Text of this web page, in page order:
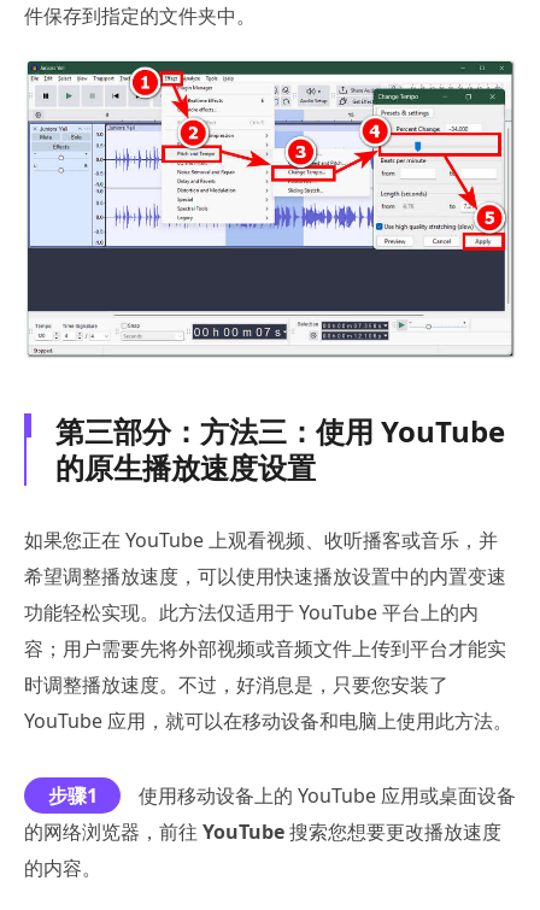
件保存到指定的文件夹中。
第三部分：方法三：使用 YouTube
的原生播放速度设置
如果您正在 YouTube 上观看视频、收听播客或音乐，并
希望调整播放速度，可以使用快速播放设置中的内置变速
功能轻松实现。此方法仅适用于 YouTube 平台上的内
容；用户需要先将外部视频或音频文件上传到平台才能实
时调整播放速度。不过，好消息是，只要您安装了
YouTube 应用，就可以在移动设备和电脑上使用此方法。
步骤1
使用移动设备上的 YouTube 应用或桌面设备
的网络浏览器，前往 YouTube搜索您想要更改播放速度
的内容。